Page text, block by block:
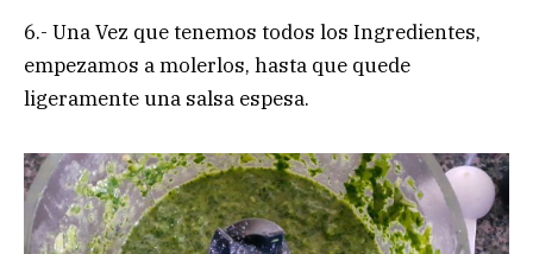
6.- Una Vez que tenemos todos los Ingredientes,
empezamos a molerlos, hasta que quede
ligeramente una salsa espesa.